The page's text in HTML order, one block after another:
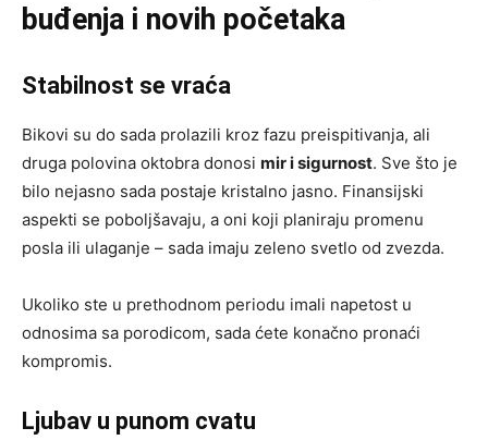
buđenja i novih početaka
Stabilnost se vraća
Bikovi su do sada prolazili kroz fazu preispitivanja, ali
druga polovina oktobra donosi mir i sigurnost. Sve što je
bilo nejasno sada postaje kristalno jasno. Finansijski
aspekti se poboljšavaju, a oni koji planiraju promenu
posla ili ulaganje – sada imaju zeleno svetlo od zvezda.
Ukoliko ste u prethodnom periodu imali napetost u
odnosima sa porodicom, sada ćete konačno pronaći
kompromis.
Ljubav u punom cvatu